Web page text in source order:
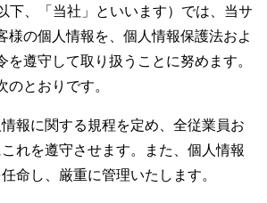
下、「当社」といいます）では、当サ
様の個人情報を、個人情報保護法およ
遵守して取り扱うことに努めます。
とおりです。
報に関する規程を定め、全従業員お
れを遵守させます。また、個人情報
命し、厳重に管理いたします。